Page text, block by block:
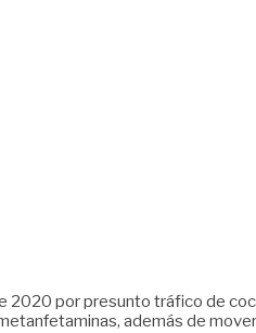
por presunto tráfico de
además de